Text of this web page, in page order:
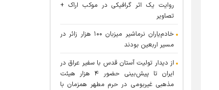
روایت یک اثر گرافیکی در موکب اراک +
تصاویر
خادم‌یاران نرماشیر میزبان ۱۰۰ هزار زائر در
مسیر اربعین بودند
از دیدار تولیت آستان قدس با سفیر عراق در
ایران تا پیش‌بینی حضور ۴ هزار هیئت
مذهبی غیربومی در حرم مطهر همزمان با